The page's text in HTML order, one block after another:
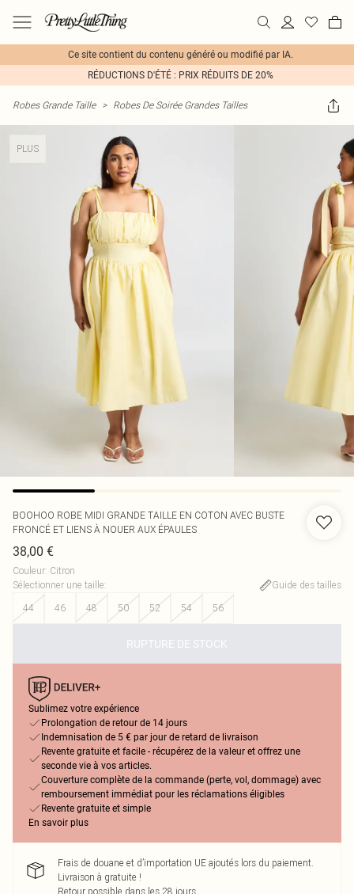
Ce site contient du contenu généré ou modifié par IA.
RÉDUCTIONS D'ÉTÉ : PRIX RÉDUITS DE 20%
Robes Grande Taille > Robes De Soirée Grandes Tailles
PLUS
BOOHOO ROBE MIDI GRANDE TAILLE EN COTON AVEC BUSTE
FRONCÉ ET LIENS À NOUER AUX ÉPAULES
38,00 €
Couleur: Citron
Sélectionner une taille:
Guide des tailles
44
46 48 50 52 54 56
RUPTURE DE STOCK
Sublimez votre expérience
Prolongation de retour de 14 jours
Indemnisation de 5 € par jour de retard de livraison
Revente gratuite et facile - récupérez de la valeur et offrez une
seconde vie à vos articles.
Couverture complète de la commande (perte, vol, dommage) avec
remboursement immédiat pour les réclamations éligibles
Revente gratuite et simple
En savoir plus
Frais de douane et d’importation UE ajoutés lors du paiement.
Livraison à gratuite !
Retour possible dans les 28 jours